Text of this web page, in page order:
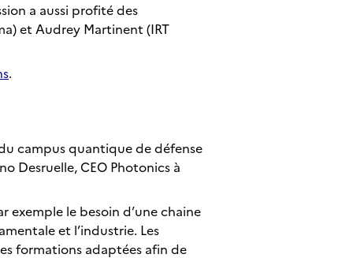
a aussi profité des
et Audrey Martinent (IRT
.
campus quantique de défense
Desruelle, CEO Photonics à
exemple le besoin d’une chaine
et l’industrie. Les
formations adaptées afin de